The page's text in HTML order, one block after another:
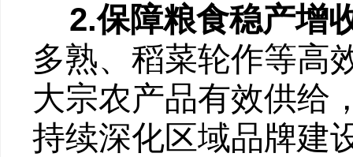
2.保障粮食稳产增
多熟、稻菜轮作等高
大宗农产品有效供给
持续深化区域品牌建